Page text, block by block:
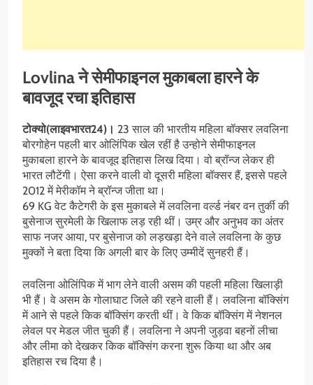
Lovlina ने सेमीफाइनल मुकाबला हारने के
बावजूद रचा इतिहास
टोक्यो(लाइवभारत24)। 23 साल की भारतीय महिला बॉक्सर लवलिना
बोरगोहेन पहली बार ओलिंपिक खेल रहीं है उन्होने सेमीफाइनल
मुकाबला हारने के बावजूद इतिहास लिख दिया। वो ब्रॉन्ज लेकर ही
भारत लौटेंगी। ऐसा करने वाली वो दूसरी महिला बॉक्सर हैं, इससे पहले
2012 में मेरीकॉम ने ब्रॉन्ज जीता था।
69 KG वेट कैटेगरी के इस मुकाबले में लवलिना वर्ल्ड नंबर वन तुर्की की
बुसेनाज सुरमेली के खिलाफ लड़ रही थीं। उम्र और अनुभव का अंतर
साफ नजर आया, पर बुसेनाज को लड़खड़ा देने वाले लवलिना के कुछ
मुक्कों ने बता दिया कि अगली बार के लिए उम्मीदें सुनहरी हैं।
लवलिना ओलिंपिक में भाग लेने वाली असम की पहली महिला खिलाड़ी
भी हैं। वे असम के गोलाघाट जिले की रहने वाली हैं। लवलिना बॉक्सिंग
में आने से पहले किक बॉक्सिंग करती थीं। वे किक बॉक्सिंग में नेशनल
लेवल पर मेडल जीत चुकी हैं। लवलिना ने अपनी जुड़वा बहनों लीचा
और लीमा को देखकर किक बॉक्सिंग करना शुरू किया था और अब
इतिहास रच दिया है।